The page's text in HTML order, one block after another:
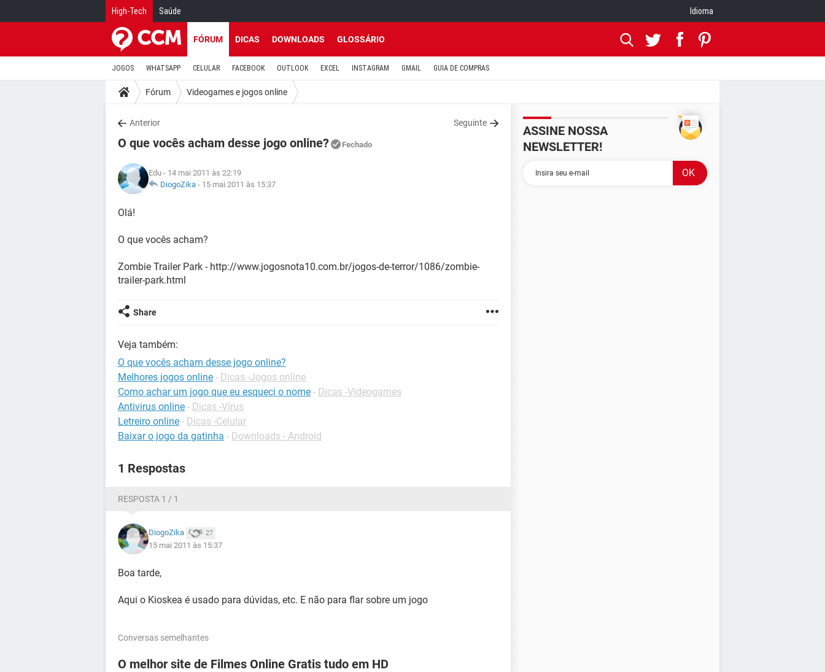
High-Tech Saúde Idioma
FÓRUM DICAS DOWNLOADS GLOSSÁRIO
JOGOS WHATSAPP CELULAR FACEBOOK OUTLOOK EXCEL INSTAGRAM GMAIL GUIA DE COMPRAS
Fórum Videogames e jogos online
Anterior Seguinte
O que vocês acham desse jogo online? Fechado
Edu - 14 mai 2011 às 22:19
DiogoZika - 15 mai 2011 às 15:37
Olá!
O que vocês acham?
Zombie Trailer Park - http://www.jogosnota10.com.br/jogos-de-terror/1086/zombie-
trailer-park.html
Share
Veja também:
O que vocês acham desse jogo online?
Melhores jogos online - Dicas -Jogos online
Como achar um jogo que eu esqueci o nome - Dicas -Videogames
Antivirus online - Dicas -Vírus
Letreiro online - Dicas -Celular
Baixar o jogo da gatinha - Downloads - Android
1 Respostas
RESPOSTA 1 / 1
DiogoZika 27
15 mai 2011 às 15:37
Boa tarde,
Aqui o Kioskea é usado para dúvidas, etc. E não para flar sobre um jogo
Conversas semelhantes
O melhor site de Filmes Online Gratis tudo em HD
ASSINE NOSSA
NEWSLETTER!